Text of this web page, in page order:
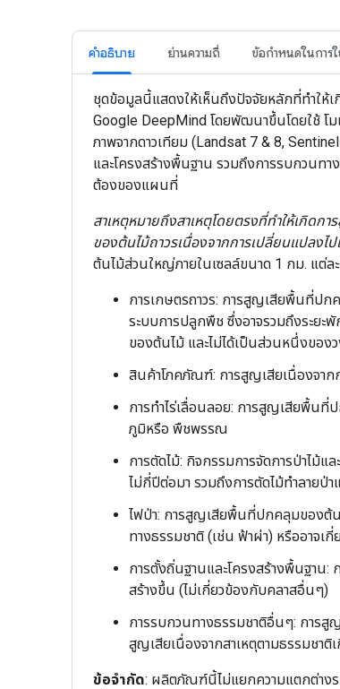
คำอธิบาย ย่านความถี่ ข้อกำหนดในการใ
ชุดข้อมูลนี้แสดงให้เห็นถึงปัจจัยหลักที่ทำให้
Google DeepMind โดยพัฒนาขึ้นโดยใช้ โม
ภาพจากดาวเทียม (Landsat 7 & 8,
และโครงสร้างพื้นฐาน รวมถึงการรบกวนท
ต้องของแผนที่
สาเหตุหมายถึงสาเหตุโดยตรงที่ทำให้เกิด
ของต้นไม้ถาวรเนื่องจากการเปลี่ยนแปลงไป
ต้นไม้ส่วนใหญ่ภายในเซลล์ขนาด 1 กม. แต่ละ
การเกษตรถาวร: การสูญเสียพื้นที่ปก
ระบบการปลูกพืช ซึ่งอาจรวมถึงระย
ของต้นไม้ และไม่ได้เป็นส่วนหนึ่งของว
สินค้าโภคภัณฑ์: การสูญเสียเนื่องจาก
การทำไร่เลื่อนลอย: การสูญเสียพื้นที่
ภูมิหรือ พืชพรรณ
การตัดไม้: กิจกรรมการจัดการป่าไม้
ไม่กี่ปีต่อมา รวมถึงการตัดไม้ทำลายป่
ไฟป่า: การสูญเสียพื้นที่ปกคลุมของต้น
ทางธรรมชาติ (เช่น ฟ้าผ่า) หรืออาจเ
การตั้งถิ่นฐานและโครงสร้างพื้นฐาน
สร้างขึ้น (ไม่เกี่ยวข้องกับคลาสอื่นๆ)
การรบกวนทางธรรมชาติอื่นๆ: การสู
สูญเสียเนื่องจากสาเหตุตามธรรมชา
ข้อจำกัด: ผลิตภัณฑ์นี้ไม่แยกความแตกต่างร